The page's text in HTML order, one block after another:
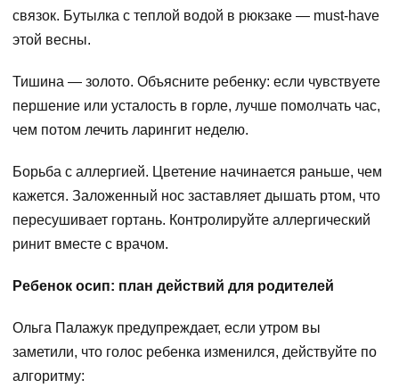
связок. Бутылка с теплой водой в рюкзаке — must-have
этой весны.
Тишина — золото. Объясните ребенку: если чувствуете
першение или усталость в горле, лучше помолчать час,
чем потом лечить ларингит неделю.
Борьба с аллергией. Цветение начинается раньше, чем
кажется. Заложенный нос заставляет дышать ртом, что
пересушивает гортань. Контролируйте аллергический
ринит вместе с врачом.
Ребенок осип: план действий для родителей
Ольга Палажук предупреждает, если утром вы
заметили, что голос ребенка изменился, действуйте по
алгоритму: